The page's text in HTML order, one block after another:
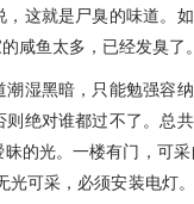
就是尸臭的味道。如
咸鱼太多，已经发臭了
黑暗，只能勉强容纳
绝对谁都过不了。总
的光。一楼有门，可
光可采，必须安装电灯